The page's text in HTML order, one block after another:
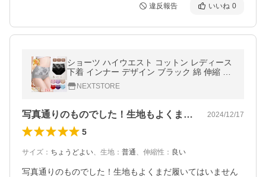
違反報告 いいね 0
ショーツ ハイウエスト コットン レディース
下着 インナー デザイン ブラック 綿 伸縮 お
しゃれ 大きいサイズ ヒップアップ 通気性 シ
ンプル
NEXTSTORE
写真通りのものでした！生地もよくまだ履… 2024/12/17
5
サイズ ： ちょうどよい、 生地 ： 普通、 伸縮性 ： 良い
写真通りのものでした！生地もよくまだ履いてはいません